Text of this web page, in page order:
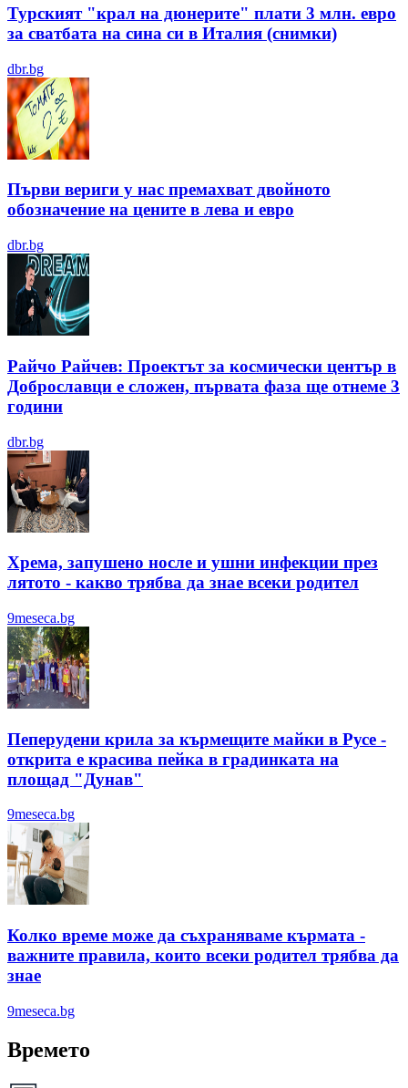
Турският "крал на дюнерите" плати 3 млн. евро
за сватбата на сина си в Италия (снимки)
dbr.bg
Първи вериги у нас премахват двойното
обозначение на цените в лева и евро
dbr.bg
Райчо Райчев: Проектът за космически център в
Доброславци е сложен, първата фаза ще отнеме 3
години
dbr.bg
Хрема, запушено носле и ушни инфекции през
лятотo - какво трябва да знае всеки родител
9meseca.bg
Пеперудени крила за кърмещите майки в Русе -
открита е красива пейка в градинката на
площад "Дунав"
9meseca.bg
Колко време може да съхраняваме кърмата -
важните правила, които всеки родител трябва да
знае
9meseca.bg
Времето